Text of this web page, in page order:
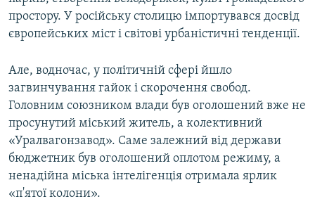
простору. У російську столицю імпортувався досвід
європейських міст і світові урбаністичні тенденції.
Але, водночас, у політичній сфері йшло
загвинчування гайок і скорочення свобод.
Головним союзником влади був оголошений вже не
просунутий міський житель, а колективний
«Уралвагонзавод». Саме залежний від держави
бюджетник був оголошений оплотом режиму, а
ненадійна міська інтелігенція отримала ярлик
«п'ятої колони».